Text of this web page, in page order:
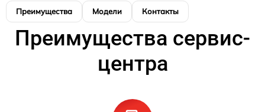
Преимущества Модели Контакты
Преимущества сервис-
центра